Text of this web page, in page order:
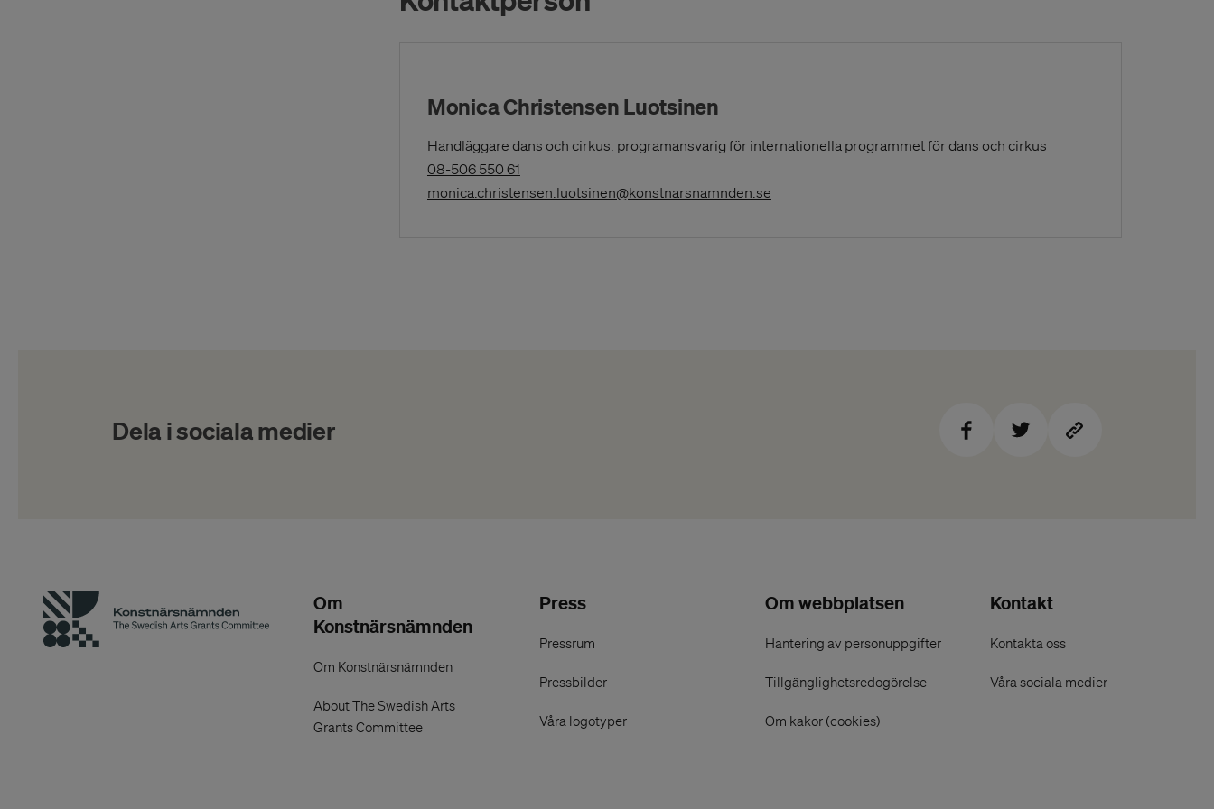
Monica Christensen Luotsinen
Handläggare dans och cirkus. programansvarig för internationella programmet för dans och cirkus
08-506 550 61(Opens
in
monica.christensen.luotsinen@konstnarsnamnden.se(Opens in a New Window)
Dela i sociala medier
Om
Konstnärsnämnden
Om Konstnärsnämnden
About The Swedish Arts
Grants Committee
Press
Pressrum
Pressbilder
Våra logotyper
Om webbplatsen
Hantering av personuppgifter
Tillgänglighetsredogörelse
Om kakor (cookies)
Kontakt
Kontakta oss
Våra sociala medier